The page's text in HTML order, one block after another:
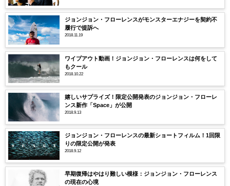
ジョンジョン・フローレンスがモンスターエナジーを契約不
履行で提訴へ
2018.11.19
ワイプアウト動画！ジョンジョン・フローレンスは何をして
もクール
2018.10.22
嬉しいサプライズ！限定公開発表のジョンジョン・フローレ
ンス新作「Space」が公開
2018.9.13
ジョンジョン・フローレンスの最新ショートフィルム！1回限
りの限定公開が発表
2018.9.12
早期復帰はやはり難しい模様：ジョンジョン・フローレンス
の現在の心境